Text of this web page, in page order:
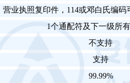
营业执照复印件，114或邓白氏编码
1个通配符及下一级所
不支持
支持
99.99%